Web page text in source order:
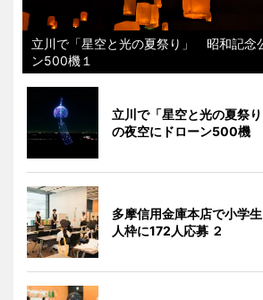
立川で「星空と光の夏祭り」 昭和記念
ン500機１
立川で「星空と光の夏祭
の夜空にドローン500機
多摩信用金庫本店で小学
人枠に172人応募 ２